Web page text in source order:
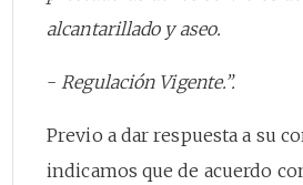
alcantarillado y aseo.
- Regulación Vigente.”.
Previo a dar respuesta a su
indicamos que de acuerdo